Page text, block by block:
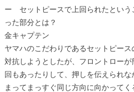
ー セットピースで上回られたという
った部分とは？
金キャプテン
ヤマハのこだわりであるセットピー
対抗しようとしたが、フロントロー
回もあったりして、押しを伝えられ
まってまっすぐ同じ方向に向かって